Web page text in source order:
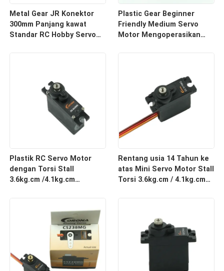
Metal Gear JR Konektor
300mm Panjang kawat
Standar RC Hobby Servo
Plastic Gear Beginner
Friendly Medium Servo
Motor Mengoperasikan
Plastik RC Servo Motor
dengan Torsi Stall
3.6kg.cm /4.1kg.cm
Rentang usia 14 Tahun ke
atas Mini Servo Motor Stall
Torsi 3.6kg.cm / 4.1kg.cm